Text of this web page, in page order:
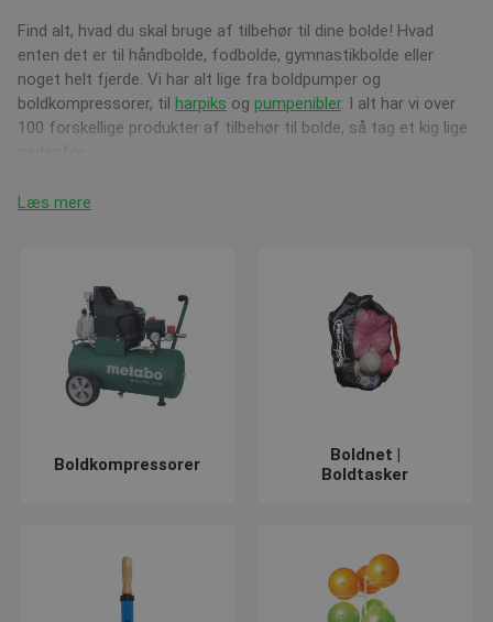
Find alt, hvad du skal bruge af tilbehør til dine bolde! Hvad
enten det er til håndbolde, fodbolde, gymnastikbolde eller
noget helt fjerde. Vi har alt lige fra boldpumper og
boldkompressorer, til harpiks og pumpenibler. I alt har vi over
100 forskellige produkter af tilbehør til bolde, så tag et kig lige
Boldvogne og redskabsvogne
udforsk vores store sortiment af netop dette, der kan hjælpe
dig af med problemet. Med en vogn til bolde og redskaber, har
du samling på alt udstyret et sted.
Der findes mange forskellige vogne, hvor vi blandt andet også
boldkurve. Vi har over 40 forskellige vogne, så der er helt
sikkert også en til dit behov.
Når boldene skal pumpes op, kan du enten gøre det den hårde
boldpumpe , eller den hurtige
Læs mere
Boldkompressorer
Boldnet |
Boldtasker